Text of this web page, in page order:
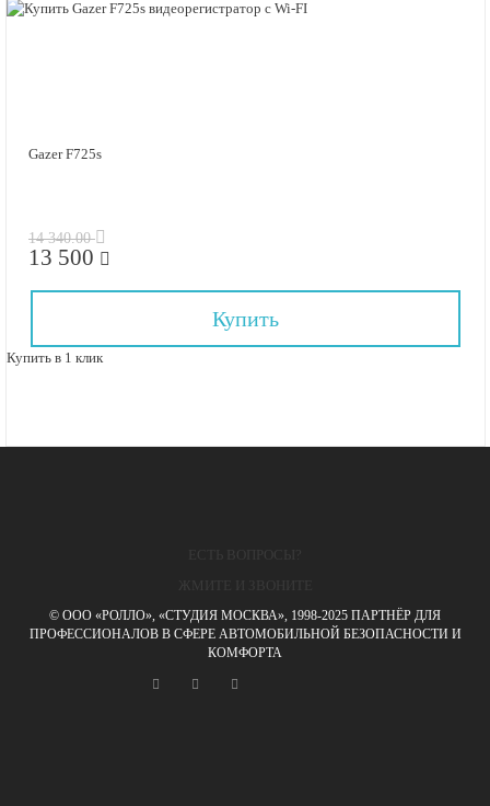
Gazer F725s
14 340.00
13 500
Купить
Купить в 1 клик
© ООО «РОЛЛО», «СТУДИЯ МОСКВА», 1998-2025 ПАРТНЁР ДЛЯ
ПРОФЕССИОНАЛОВ В СФЕРЕ АВТОМОБИЛЬНОЙ БЕЗОПАСНОСТИ И
КОМФОРТА